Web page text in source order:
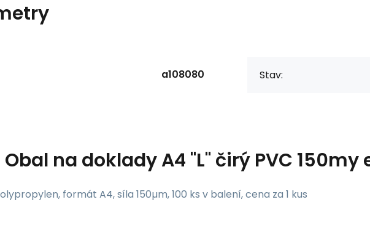
a108080 Stav:
Obal na doklady A4 "L" čirý PVC
formát A4, síla 150µm, 100 ks v balení, cena za 1 kus